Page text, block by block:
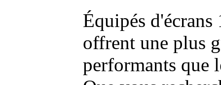
Équipés
offrent une plus
performants que